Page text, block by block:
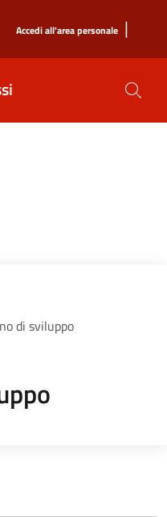
Accedi all'area personale |
di sviluppo